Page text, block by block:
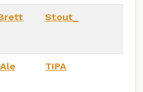
Stout_
TIPA